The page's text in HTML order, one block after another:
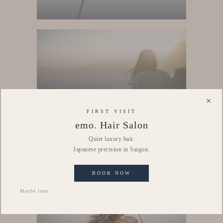
×
FIRST VISIT
emo. Hair Salon
Quiet luxury hair.
Japanese precision in Saigon.
BOOK NOW
Maybe later